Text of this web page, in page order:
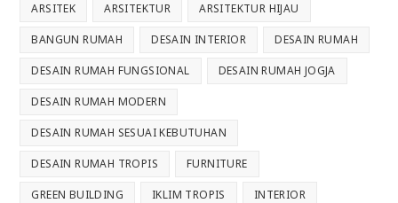
ARSITEK ARSITEKTUR ARSITEKTUR HIJAU
BANGUN RUMAH DESAIN INTERIOR DESAIN RUMAH
DESAIN RUMAH FUNGSIONAL DESAIN RUMAH JOGJA
DESAIN RUMAH MODERN
DESAIN RUMAH SESUAI KEBUTUHAN
DESAIN RUMAH TROPIS FURNITURE
GREEN BUILDING IKLIM TROPIS INTERIOR